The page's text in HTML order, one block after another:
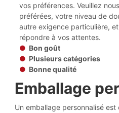
vos préférences. Veuillez
préférées, votre niveau de
autre exigence particulière,
répondre à vos attentes.
● Bon goût
● Plusieurs catégories
● Bonne qualité
Emballage
Un emballage personnalisé